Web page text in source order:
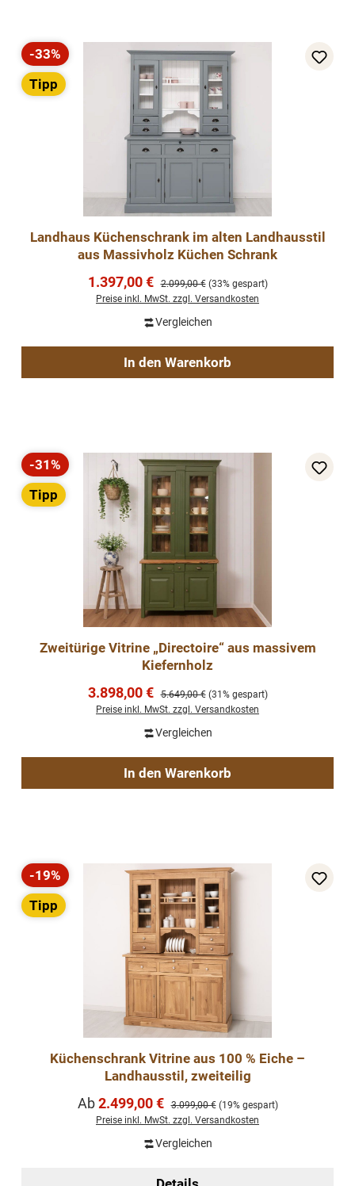
Rabatt
-33%
Tipp
Landhaus Küchenschrank im alten Landhausstil
aus Massivholz Küchen Schrank
Verkaufspreis:
1.397,00 € Regulärer Preis:
2.099,00 € (33% gespart)
Preise inkl. MwSt. zzgl. Versandkosten
Vergleichen
In den Warenkorb
Rabatt
-31%
Tipp
Zweitürige Vitrine „Directoire“ aus massivem
Kiefernholz
Verkaufspreis:
3.898,00 € Regulärer Preis:
5.649,00 € (31% gespart)
Preise inkl. MwSt. zzgl. Versandkosten
Vergleichen
In den Warenkorb
Rabatt
-19%
Tipp
Küchenschrank Vitrine aus 100 % Eiche –
Landhausstil, zweiteilig
Verkaufspreis:
Ab2.499,00 € Regulärer Preis:
3.099,00 € (19% gespart)
Preise inkl. MwSt. zzgl. Versandkosten
Vergleichen